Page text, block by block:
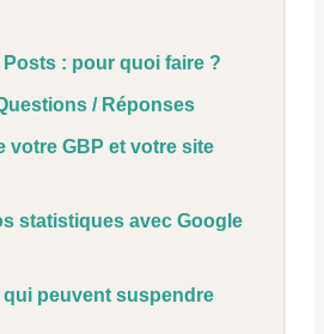
: pour quoi faire ?
/ Réponses
votre GBP et votre site
statistiques avec Google
peuvent suspendre